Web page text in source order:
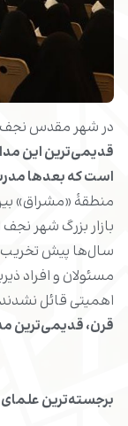
در شهر مقدس نجف
قدیمی‌ترین این
است که بعدها
منطقۀ «مشراق»
بازار بزرگ شهر
سال‌ها پیش تخریب
مسئولان و افراد
اهمیتی قائل
قرن، قدیمی‌ترین
برجسته‌ترین